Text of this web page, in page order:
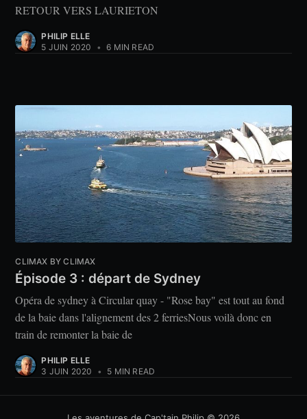
RETOUR VERS LAURIETON
PHILIP ELLE
5 JUIN 2020
• 6 MIN READ
CLIMAX BY CLIMAX
Épisode 3 : départ de Sydney
Opéra de sydney à Circular quay - "Rose bay" est tout au fond
de la baie dans l'alignement des 2 ferriesNous voilà donc en
train de remonter la baie de
PHILIP ELLE
3 JUIN 2020
• 5 MIN READ